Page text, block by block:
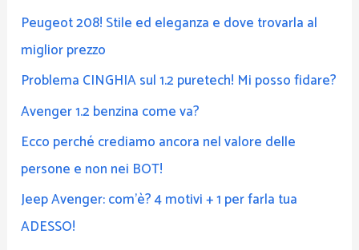
Peugeot 208! Stile ed eleganza e dove trovarla al
miglior prezzo
Problema CINGHIA sul 1.2 puretech! Mi posso fidare?
Avenger 1.2 benzina come va?
Ecco perché crediamo ancora nel valore delle
persone e non nei BOT!
Jeep Avenger: com’è? 4 motivi + 1 per farla tua
ADESSO!